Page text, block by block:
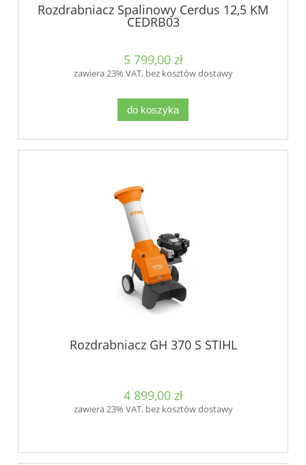
Rozdrabniacz Spalinowy Cerdus 12,5 KM
CEDRB03
5 799,00 zł
zawiera 23% VAT, bez kosztów dostawy
do koszyka
Rozdrabniacz GH 370 S STIHL
4 899,00 zł
zawiera 23% VAT, bez kosztów dostawy